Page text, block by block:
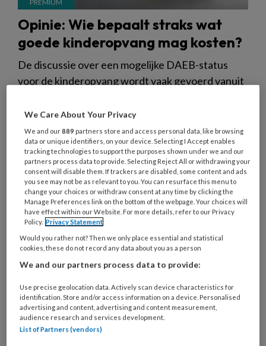
Opinie: Wie bepaalt straks wat
goede kinderopvang mag kosten?
De discussie over een mogelijke DAEB-status
voor de kinderopvang wordt vaak gevoerd vanuit
automatisch leidt tot meer zekerheid. Maar wie
verder kijkt, ziet vooral nieuwe risico's ontstaan.
Dat betoogt Natascha van der Post, voorzitter
BVOK.
We Care About Your Privacy
We and our889 partners store and access personal data, like browsing
data or unique identifiers, on your device. Selecting I Accept enables
tracking technologies to support the purposes shown under we and our
partners process data to provide. Selecting Reject All or withdrawing your
consent will disable them. If trackers are disabled, some content and ads
you see may not be as relevant to you. You can resurface this menu to
change your choices or withdraw consent at any time by clicking the
Manage Preferences link on the bottom of the webpage. Your choices will
have effect within our Website. For more details, refer to our Privacy
Policy. Privacy Statement
Would you rather not? Then we only place essential and statistical
cookies, these do not record any data about you as a person
We and our partners process data to provide:
Use precise geolocation data. Actively scan device characteristics for
identification. Store and/or access information on a device. Personalised
advertising and content, advertising and content measurement,
audience research and services development.
List of Partners (vendors)